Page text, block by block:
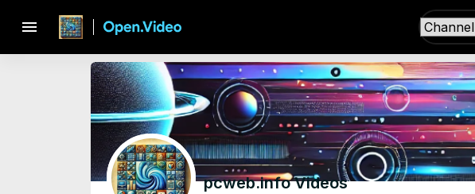
menu
pcweb.info Videos